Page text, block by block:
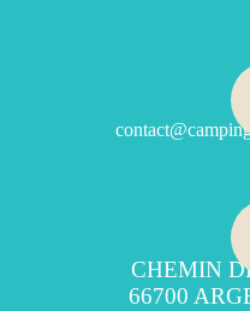
CHEMIN
66700